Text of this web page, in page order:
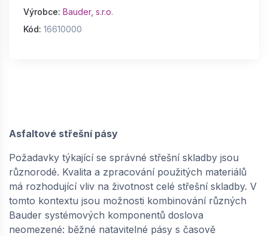
Výrobce: Bauder, s.r.o.
Kód: 16610000
Asfaltové střešní pásy
Požadavky týkající se správné střešní skladby jsou
různorodé. Kvalita a zpracování použitých materiálů
má rozhodující vliv na životnost celé střešní skladby. V
tomto kontextu jsou možnosti kombinování různých
Bauder systémových komponentů doslova
neomezené: běžné natavitelné pásy s časově